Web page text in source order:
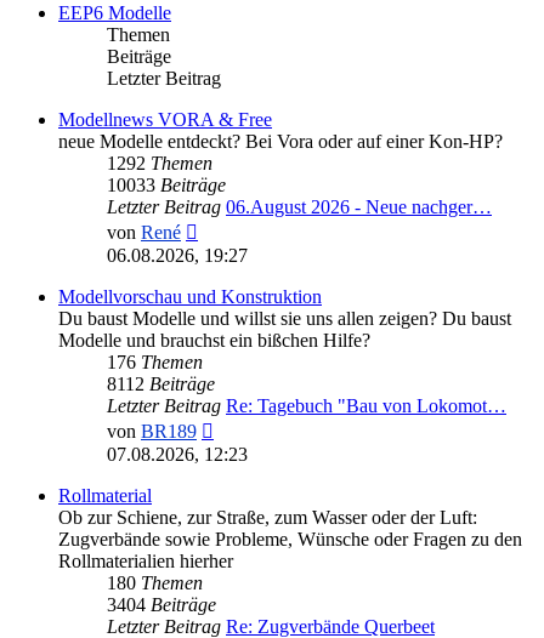
EEP6 Modelle
Themen
Beiträge
Letzter Beitrag
Modellnews VORA & Free
neue Modelle entdeckt? Bei Vora oder auf einer Kon-HP?
1292 Themen
10033 Beiträge
Letzter Beitrag 06.August 2026 - Neue nachger…
von René
Beitrag
06.08.2026, 19:27
Modellvorschau und Konstruktion
Du baust Modelle und willst sie uns allen zeigen? Du baust
Modelle und brauchst ein bißchen Hilfe?
176 Themen
8112 Beiträge
Letzter Beitrag Re: Tagebuch "Bau von Lokomot…
von BR189
Beitrag
07.08.2026, 12:23
Rollmaterial
Ob zur Schiene, zur Straße, zum Wasser oder der Luft:
Zugverbände sowie Probleme, Wünsche oder Fragen zu den
Rollmaterialien hierher
180 Themen
3404 Beiträge
Letzter Beitrag Re: Zugverbände Querbeet